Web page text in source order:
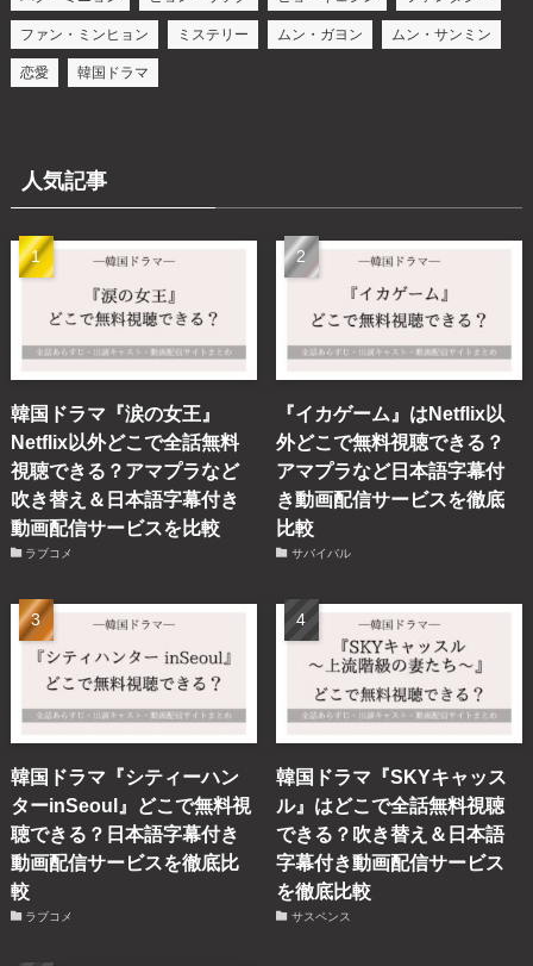
ファン・ミンヒョン ミステリー ムン・ガヨン ムン・サンミン
恋愛 韓国ドラマ
人気記事
韓国ドラマ『涙の女王』
Netflix以外どこで全話無料
視聴できる？アマプラなど
吹き替え＆日本語字幕付き
動画配信サービスを比較
ラブコメ
『イカゲーム』はNetflix以
外どこで無料視聴できる？
アマプラなど日本語字幕付
き動画配信サービスを徹底
比較
サバイバル
韓国ドラマ『シティーハン
ターinSeoul』どこで無料視
聴できる？日本語字幕付き
動画配信サービスを徹底比
較
ラブコメ
韓国ドラマ『SKYキャッス
ル』はどこで全話無料視聴
できる？吹き替え＆日本語
字幕付き動画配信サービス
を徹底比較
サスペンス